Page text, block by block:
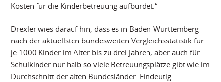
Kosten für die Kinderbetreuung aufbürdet.“
Drexler wies darauf hin, dass es in Baden-Württemberg
nach der aktuellsten bundesweiten Vergleichsstatistik für
je 1000 Kinder im Alter bis zu drei Jahren, aber auch für
Schulkinder nur halb so viele Betreuungsplätze gibt wie im
Durchschnitt der alten Bundesländer. Eindeutig